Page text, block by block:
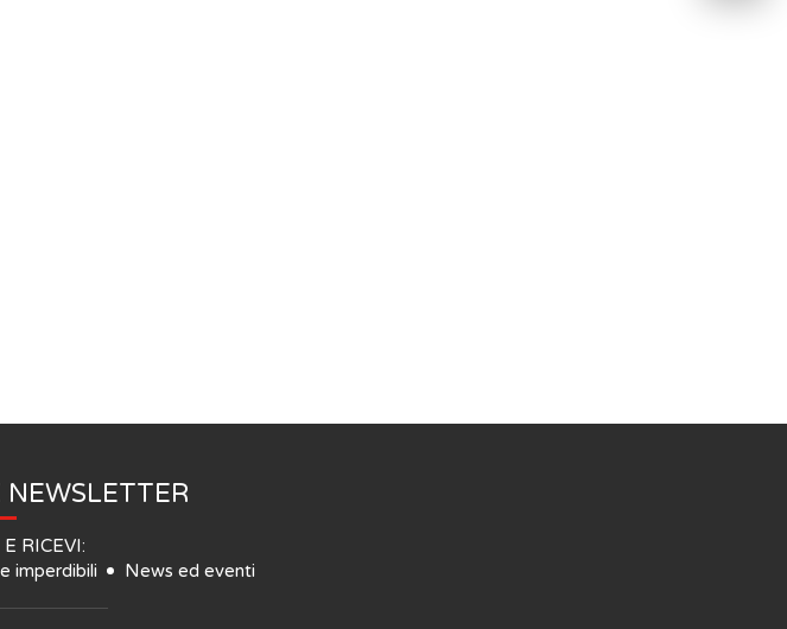
NEWSLETTER
RICEVI:
imperdibili News ed eventi